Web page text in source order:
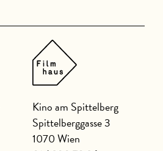
Kino am Spittelberg
Spittelberggasse 3
1070 Wien